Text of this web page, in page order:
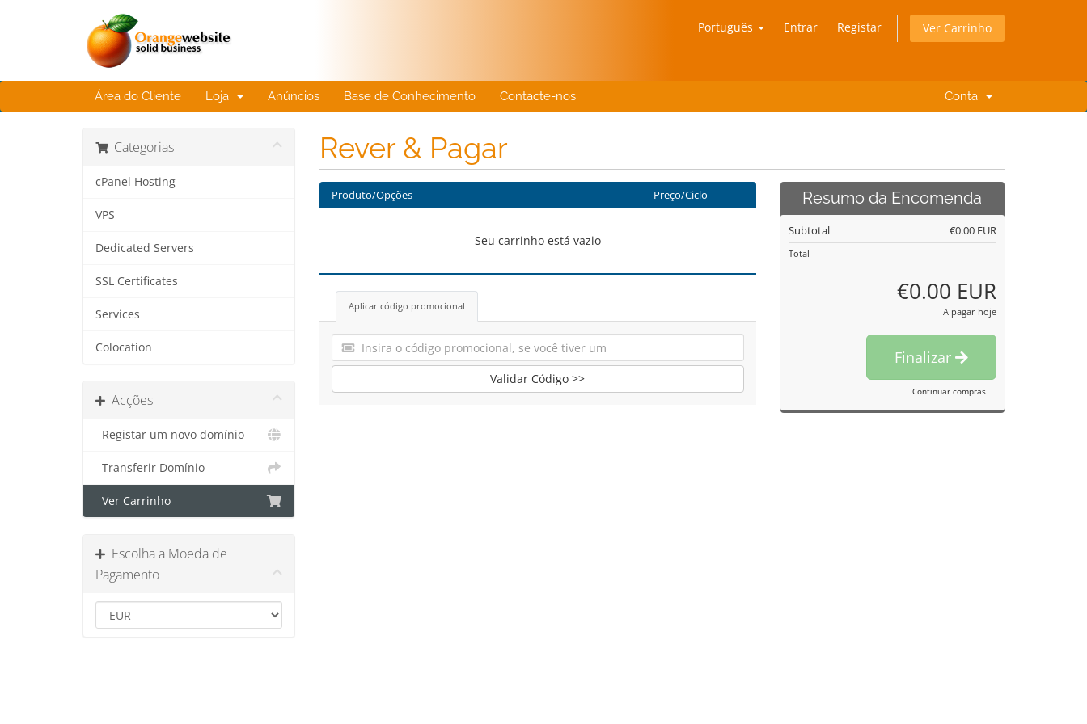
Português Entrar Registar Ver Carrinho
Área do Cliente Loja Anúncios Base de Conhecimento Contacte-nos Conta
Categorias
cPanel Hosting
VPS
Dedicated Servers
SSL Certificates
Services
Colocation
Acções
Registar um novo domínio
Transferir Domínio
Ver Carrinho
Escolha a Moeda de
Pagamento
Rever & Pagar
Produto/Opções Preço/Ciclo
Seu carrinho está vazio
Aplicar código promocional
Validar Código >>
Resumo da Encomenda
Subtotal €0.00 EUR
Total
€0.00 EUR
A pagar hoje
Finalizar
Continuar compras